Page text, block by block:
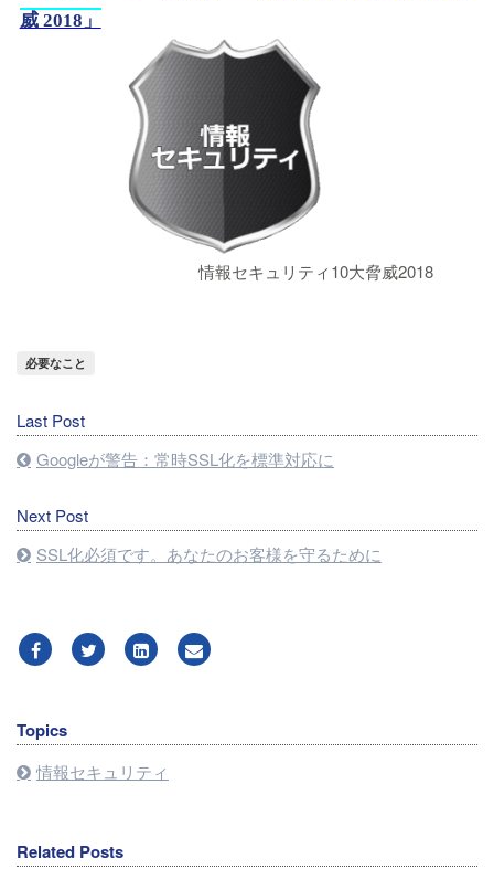
威 2018」
情報セキュリティ10大脅威2018
必要なこと
Last Post
Googleが警告：常時SSL化を標準対応に
Next Post
SSL化必須です。あなたのお客様を守るために
Topics
情報セキュリティ
Related Posts